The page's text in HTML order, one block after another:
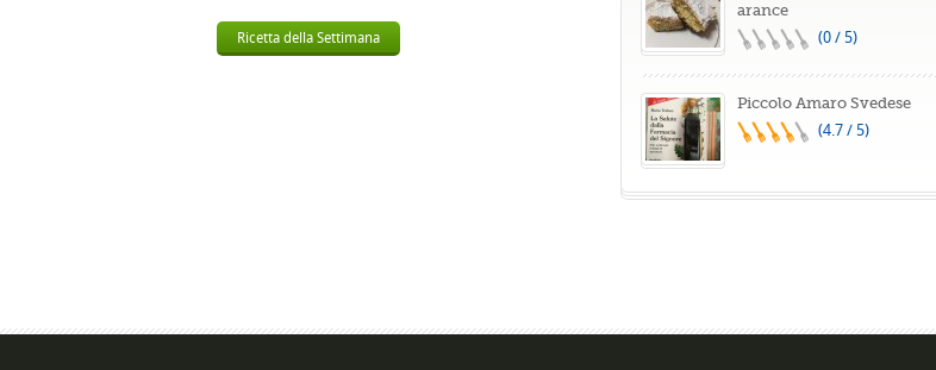
Ricetta della Settimana
arance
(0 / 5)
Piccolo Amaro Svedese
(4.7 / 5)